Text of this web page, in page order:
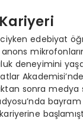
edebiyat
deneyimini
sonra medya